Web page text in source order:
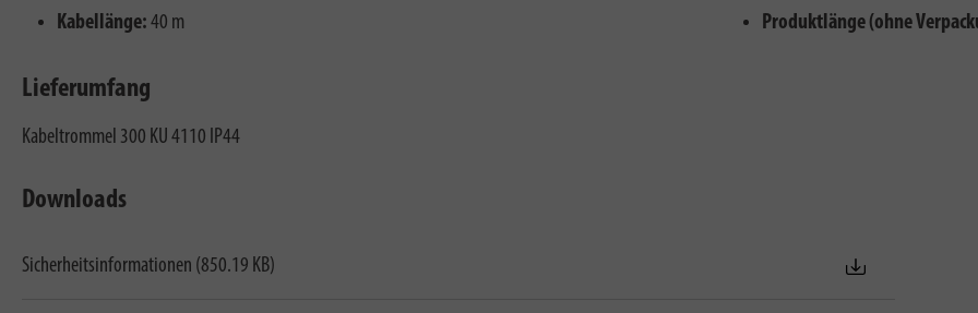
Kabellänge: 40 m
Produktlänge (ohne
Lieferumfang
Kabeltrommel 300 KU 4110 IP44
Downloads
Sicherheitsinformationen (850.19 KB)